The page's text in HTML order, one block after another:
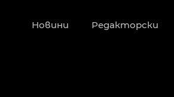
Новини Редакторски